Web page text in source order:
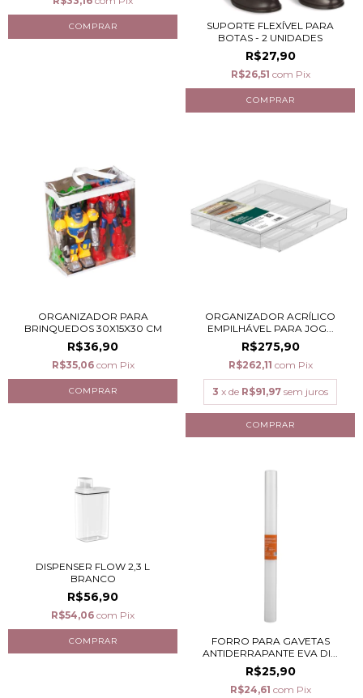
SUPORTE FLEXÍVEL PARA
BOTAS - 2 UNIDADES
R$27,90
R$26,51 com Pix
ORGANIZADOR PARA
BRINQUEDOS 30X15X30 CM
R$36,90
R$35,06 com Pix
ORGANIZADOR ACRÍLICO
EMPILHÁVEL PARA JOG...
R$275,90
R$262,11 com Pix
3 x de R$91,97 sem juros
DISPENSER FLOW 2,3 L
BRANCO
R$56,90
R$54,06 com Pix
FORRO PARA GAVETAS
ANTIDERRAPANTE EVA DI...
R$25,90
R$24,61 com Pix